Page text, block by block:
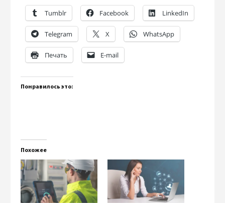
Tumblr Facebook LinkedIn
Telegram X WhatsApp
Печать E-mail
Понравилось это:
Похожее